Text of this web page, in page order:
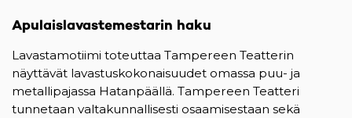
Apulaislavastemestarin haku
Lavastamotiimi toteuttaa Tampereen Teatterin
näyttävät lavastuskokonaisuudet omassa puu- ja
metallipajassa Hatanpäällä. Tampereen Teatteri
tunnetaan valtakunnallisesti osaamisestaan sekä